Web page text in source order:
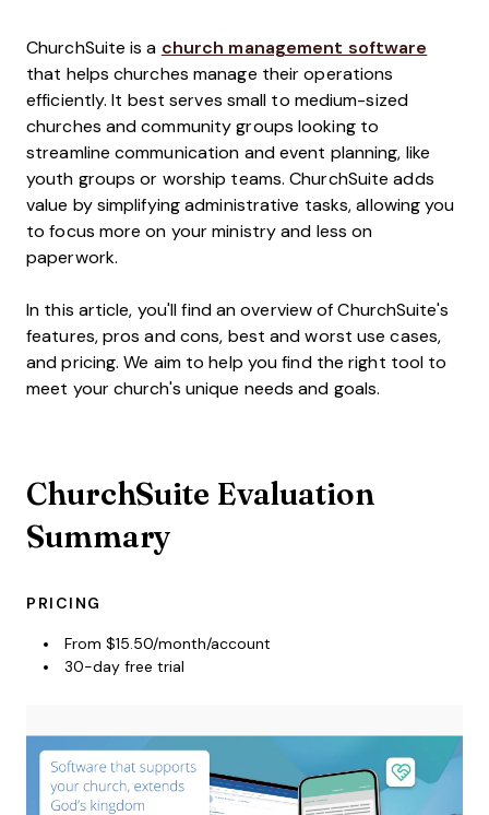
ChurchSuite is a church management software
that helps churches manage their operations
efficiently. It best serves small to medium-sized
churches and community groups looking to
streamline communication and event planning, like
youth groups or worship teams. ChurchSuite adds
value by simplifying administrative tasks, allowing you
to focus more on your ministry and less on
paperwork.
In this article, you'll find an overview of ChurchSuite's
features, pros and cons, best and worst use cases,
and pricing. We aim to help you find the right tool to
meet your church's unique needs and goals.
ChurchSuite Evaluation
Summary
PRICING
From $15.50/month/account
30-day free trial